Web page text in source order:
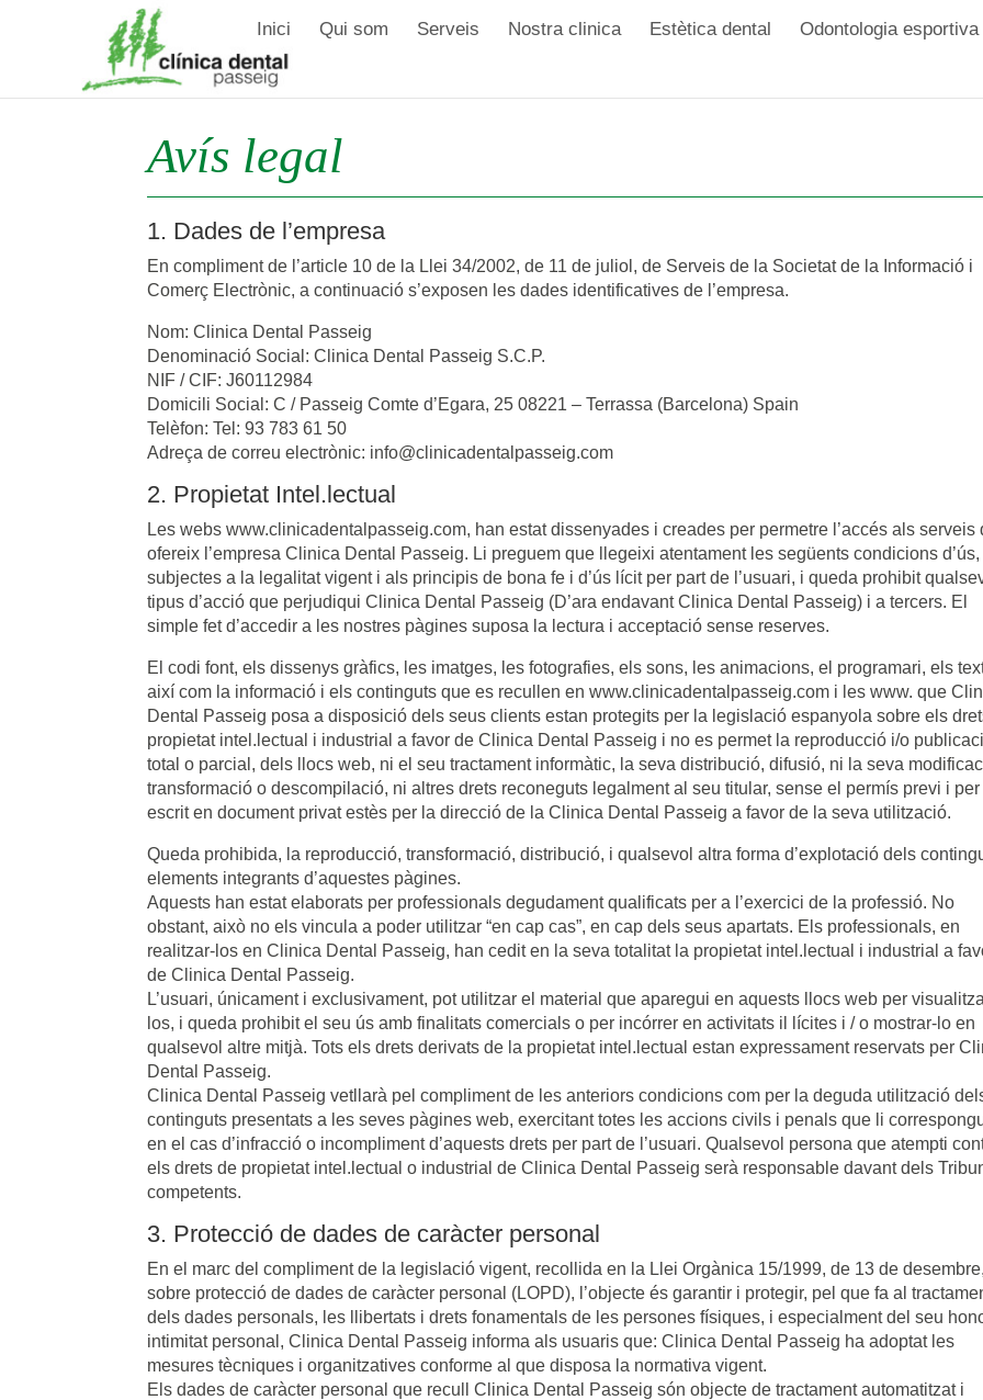
Inici Qui som Serveis Nostra clinica Estètica dental Odontologia esportiva
Avís legal
1. Dades de l’empresa
En compliment de l’article 10 de la Llei 34/2002, de 11 de juliol, de Serveis de la Societat de la Informació i
Comerç Electrònic, a continuació s’exposen les dades identificatives de l’empresa.
Nom: Clinica Dental Passeig
Denominació Social: Clinica Dental Passeig S.C.P.
NIF / CIF: J60112984
Domicili Social: C / Passeig Comte d’Egara, 25 08221 – Terrassa (Barcelona) Spain
Telèfon: Tel: 93 783 61 50
Adreça de correu electrònic: info@clinicadentalpasseig.com
2. Propietat Intel.lectual
Les webs www.clinicadentalpasseig.com, han estat dissenyades i creades per permetre l’accés als serveis
ofereix l’empresa Clinica Dental Passeig. Li preguem que llegeixi atentament les següents condicions d’ús,
subjectes a la legalitat vigent i als principis de bona fe i d’ús lícit per part de l’usuari, i queda prohibit
tipus d’acció que perjudiqui Clinica Dental Passeig (D’ara endavant Clinica Dental Passeig) i a tercers. El
simple fet d’accedir a les nostres pàgines suposa la lectura i acceptació sense reserves.
El codi font, els dissenys gràfics, les imatges, les fotografies, els sons, les animacions, el programari, els
així com la informació i els continguts que es recullen en www.clinicadentalpasseig.com i les www. que
Dental Passeig posa a disposició dels seus clients estan protegits per la legislació espanyola sobre els
propietat intel.lectual i industrial a favor de Clinica Dental Passeig i no es permet la reproducció i/o
total o parcial, dels llocs web, ni el seu tractament informàtic, la seva distribució, difusió, ni la seva
transformació o descompilació, ni altres drets reconeguts legalment al seu titular, sense el permís previ i per
escrit en document privat estès per la direcció de la Clinica Dental Passeig a favor de la seva utilització.
Queda prohibida, la reproducció, transformació, distribució, i qualsevol altra forma d’explotació dels
elements integrants d’aquestes pàgines.
Aquests han estat elaborats per professionals degudament qualificats per a l’exercici de la professió. No
obstant, això no els vincula a poder utilitzar “en cap cas”, en cap dels seus apartats. Els professionals, en
realitzar-los en Clinica Dental Passeig, han cedit en la seva totalitat la propietat intel.lectual i industrial a
de Clinica Dental Passeig.
L’usuari, únicament i exclusivament, pot utilitzar el material que aparegui en aquests llocs web per
los, i queda prohibit el seu ús amb finalitats comercials o per incórrer en activitats il lícites i / o mostrar-lo en
qualsevol altre mitjà. Tots els drets derivats de la propietat intel.lectual estan expressament reservats per
Dental Passeig.
Clinica Dental Passeig vetllarà pel compliment de les anteriors condicions com per la deguda utilització
continguts presentats a les seves pàgines web, exercitant totes les accions civils i penals que li
en el cas d’infracció o incompliment d’aquests drets per part de l’usuari. Qualsevol persona que atempti
els drets de propietat intel.lectual o industrial de Clinica Dental Passeig serà responsable davant dels
competents.
3. Protecció de dades de caràcter personal
En el marc del compliment de la legislació vigent, recollida en la Llei Orgànica 15/1999, de 13 de desembre,
sobre protecció de dades de caràcter personal (LOPD), l’objecte és garantir i protegir, pel que fa al
dels dades personals, les llibertats i drets fonamentals de les persones físiques, i especialment del seu
intimitat personal, Clinica Dental Passeig informa als usuaris que: Clinica Dental Passeig ha adoptat les
mesures tècniques i organitzatives conforme al que disposa la normativa vigent.
Els dades de caràcter personal que recull Clinica Dental Passeig són objecte de tractament automatitzat i